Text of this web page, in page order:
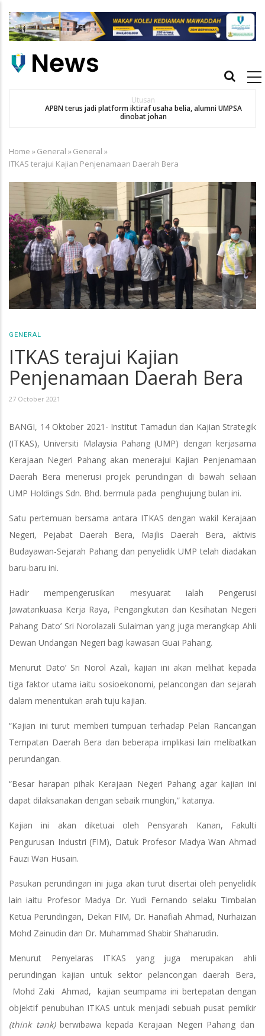
main
Main
Utusan
APBN terus jadi platform iktiraf usaha belia, alumni UMPSA
dinobat johan
Breadcrumb
Home »General »General »
ITKAS terajui Kajian Penjenamaan Daerah Bera
GENERAL
ITKAS terajui Kajian
Penjenamaan Daerah Bera
27 October 2021
BANGI, 14 Oktober 2021- Institut Tamadun dan Kajian Strategik
(ITKAS), Universiti Malaysia Pahang (UMP) dengan kerjasama
Kerajaan Negeri Pahang akan menerajui Kajian Penjenamaan
Daerah Bera menerusi projek perundingan di bawah seliaan
UMP Holdings Sdn. Bhd. bermula pada penghujung bulan ini.
Satu pertemuan bersama antara ITKAS dengan wakil Kerajaan
Negeri, Pejabat Daerah Bera, Majlis Daerah Bera, aktivis
Budayawan-Sejarah Pahang dan penyelidik UMP telah diadakan
baru-baru ini.
Hadir mempengerusikan mesyuarat ialah Pengerusi
Jawatankuasa Kerja Raya, Pengangkutan dan Kesihatan Negeri
Pahang Dato’ Sri Norolazali Sulaiman yang juga merangkap Ahli
Dewan Undangan Negeri bagi kawasan Guai Pahang.
Menurut Dato’ Sri Norol Azali, kajian ini akan melihat kepada
tiga faktor utama iaitu sosioekonomi, pelancongan dan sejarah
dalam menentukan arah tuju kajian.
“Kajian ini turut memberi tumpuan terhadap Pelan Rancangan
Tempatan Daerah Bera dan beberapa implikasi lain melibatkan
perundangan.
“Besar harapan pihak Kerajaan Negeri Pahang agar kajian ini
dapat dilaksanakan dengan sebaik mungkin,” katanya.
Kajian ini akan diketuai oleh Pensyarah Kanan, Fakulti
Pengurusan Industri (FIM), Datuk Profesor Madya Wan Ahmad
Fauzi Wan Husain.
Pasukan perundingan ini juga akan turut disertai oleh penyelidik
lain iaitu Profesor Madya Dr. Yudi Fernando selaku Timbalan
Ketua Perundingan, Dekan FIM, Dr. Hanafiah Ahmad, Nurhaizan
Mohd Zainudin dan Dr. Muhammad Shabir Shaharudin.
Menurut Penyelaras ITKAS yang juga merupakan ahli
perundingan kajian untuk sektor pelancongan daerah Bera,
Mohd Zaki Ahmad, kajian seumpama ini bertepatan dengan
objektif penubuhan ITKAS untuk menjadi sebuah pusat pemikir
(think tank) berwibawa kepada Kerajaan Negeri Pahang dan